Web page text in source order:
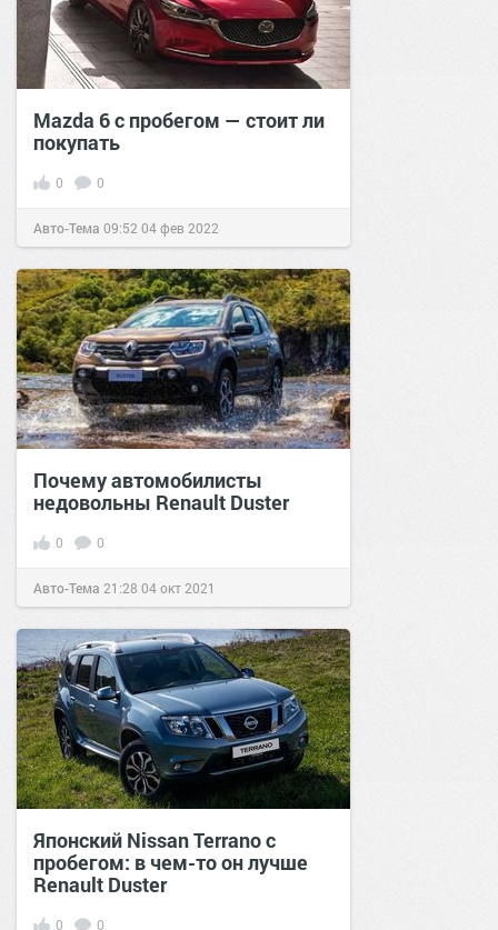
Mazda 6 с пробегом — стоит ли
покупать
0 0
Авто-Тема 09:52 04 фев 2022
Почему автомобилисты
недовольны Renault Duster
0 0
Авто-Тема 21:28 04 окт 2021
Японский Nissan Terrano с
пробегом: в чем-то он лучше
Renault Duster
0 0